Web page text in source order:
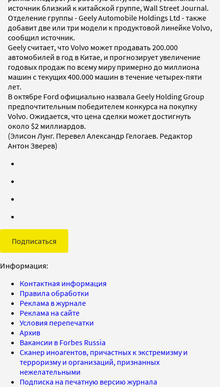
источник близкий к китайской группе, Wall Street Journal.
Отделение группы - Geely Automobile Holdings Ltd - также
добавит две или три модели к продуктовой линейке Volvo,
сообщил источник.
Geely считает, что Volvo может продавать 200.000
автомобилей в год в Китае, и прогнозирует увеличение
годовых продаж по всему миру примерно до миллиона
машин с текущих 400.000 машин в течение четырех-пяти
лет.
В октябре Ford официально назвала Geely Holding Group
предпочтительным победителем конкурса на покупку
Volvo. Ожидается, что цена сделки может достигнуть
около $2 миллиардов.
(Элисон Лунг. Перевел Александр Гелогаев. Редактор
Антон Зверев)
Подписаться
Информация:
Контактная информация
Правила обработки
Реклама в журнале
Реклама на сайте
Условия перепечатки
Архив
Вакансии в Forbes Russia
Сканер иноагентов, причастных к экстремизму и
терроризму и организаций, признанных
нежелательными
Подписка на печатную версию журнала